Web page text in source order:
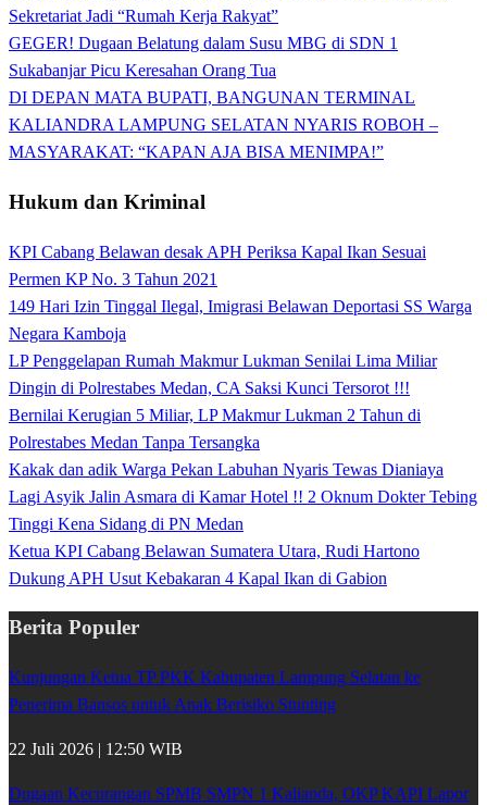
Sekretariat Jadi “Rumah Kerja Rakyat”
GEGER! Dugaan Belatung dalam Susu MBG di SDN 1
Sukabanjar Picu Keresahan Orang Tua
DI DEPAN MATA BUPATI, BANGUNAN TERMINAL
KALIANDRA LAMPUNG SELATAN NYARIS ROBOH –
MASYARAKAT: “KAPAN AJA BISA MENIMPA!”
Hukum dan Kriminal
KPI Cabang Belawan desak APH Periksa Kapal Ikan Sesuai
Permen KP No. 3 Tahun 2021
149 Hari Izin Tinggal Ilegal, Imigrasi Belawan Deportasi SS Warga
Negara Kamboja
LP Penggelapan Rumah Makmur Lukman Senilai Lima Miliar
Dingin di Polrestabes Medan, CA Saksi Kunci Tersorot !!!
Bernilai Kerugian 5 Miliar, LP Makmur Lukman 2 Tahun di
Polrestabes Medan Tanpa Tersangka
Kakak dan adik Warga Pekan Labuhan Nyaris Tewas Dianiaya
Lagi Asyik Jalin Asmara di Kamar Hotel !! 2 Oknum Dokter Tebing
Tinggi Kena Sidang di PN Medan
Ketua KPI Cabang Belawan Sumatera Utara, Rudi Hartono
Dukung APH Usut Kebakaran 4 Kapal Ikan di Gabion
Berita Populer
Kunjungan Ketua TP PKK Kabupaten Lampung Selatan ke
Penerima Bansos untuk Anak Berisiko Stunting
22 Juli 2026 | 12:50 WIB
Dugaan Kecurangan SPMB SMPN 1 Kalianda, OKP KAPI Lapor